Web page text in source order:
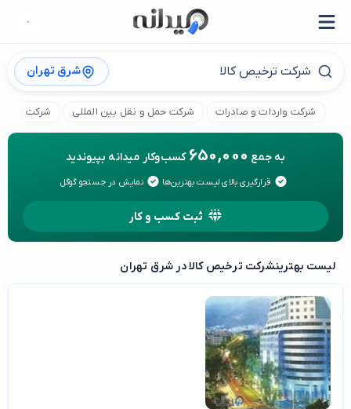
شرق تهران
شرکت واردات و صادرات شرکت حمل و نقل بین المللی شرکت
به جمع 650,000 کسب‌وکار میدانه بپیوندید
قرارگیری بالای لیست بهترین‌ها نمایش در جستجو گوگل
ثبت کسب و کار
لیست بهترینشرکت ترخیص کالا در شرق تهران